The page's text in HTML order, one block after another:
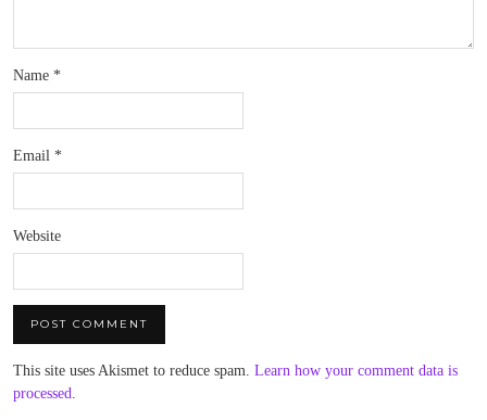
Name *
Email *
Website
This site uses Akismet to reduce spam. Learn how your comment data is
processed.